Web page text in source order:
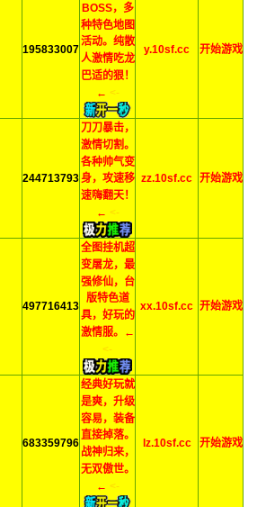
195833007
BOSS，多
种特色地图
活动。纯散
人激情吃龙
巴适的狠！
← <-
y.10sf.cc 开始游戏
244713793
刀刀暴击，
激情切割。
各种帅气变
身，攻速移
速嗨翻天！
← <-
zz.10sf.cc 开始游戏
497716413
全图挂机超
变屠龙，最
强修仙，台
版特色道
具，好玩的
激情服。←
<-
xx.10sf.cc 开始游戏
683359796
经典好玩就
是爽，升级
容易，装备
直接掉落。
战神归来，
无双傲世。
← <-
lz.10sf.cc 开始游戏